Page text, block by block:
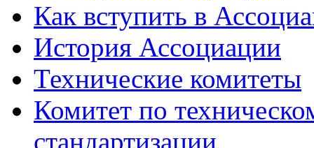
Как вступить в
История Ассоциации
Технические комитеты
Комитет по
стандартизации